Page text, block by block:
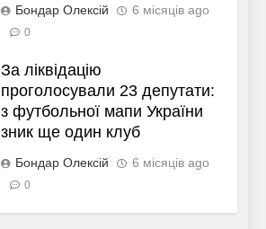
Бондар Олексій 6 місяців ago
0
За ліквідацію
проголосували 23 депутати:
з футбольної мапи України
зник ще один клуб
Бондар Олексій 6 місяців ago
0